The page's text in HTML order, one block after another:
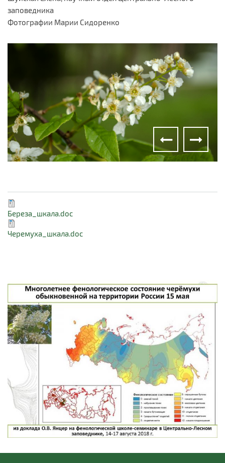
заповедника
Фотографии Марии Сидоренко
Береза_шкала.doc
Черемуха_шкала.doc